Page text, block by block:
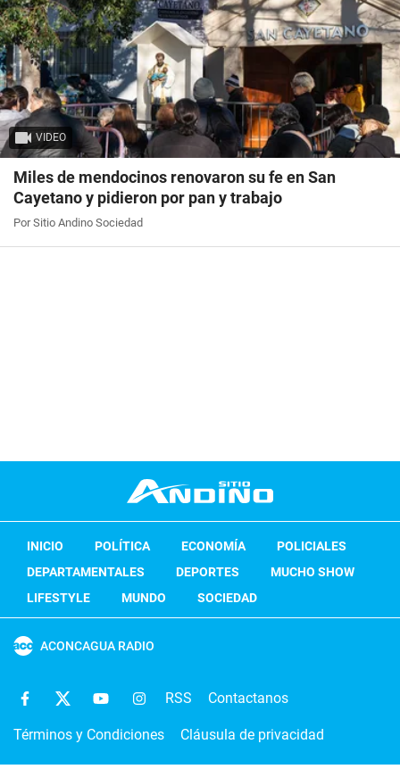
VIDEO
Miles de mendocinos renovaron su fe en San
Cayetano y pidieron por pan y trabajo
Por Sitio Andino Sociedad
INICIO POLÍTICA ECONOMÍA
POLICIALES
DEPARTAMENTALES
DEPORTES
MUCHO SHOW
LIFESTYLE
MUNDO SOCIEDAD
ACONCAGUA RADIO
RSS Contactanos
Términos y Condiciones Cláusula de privacidad